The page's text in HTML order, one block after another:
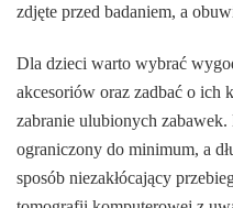
zdjęte przed badaniem, a
Dla dzieci warto wybrać
akcesoriów oraz zadbać o ich
zabranie ulubionych
ograniczony do minimum, a
sposób niezakłócający